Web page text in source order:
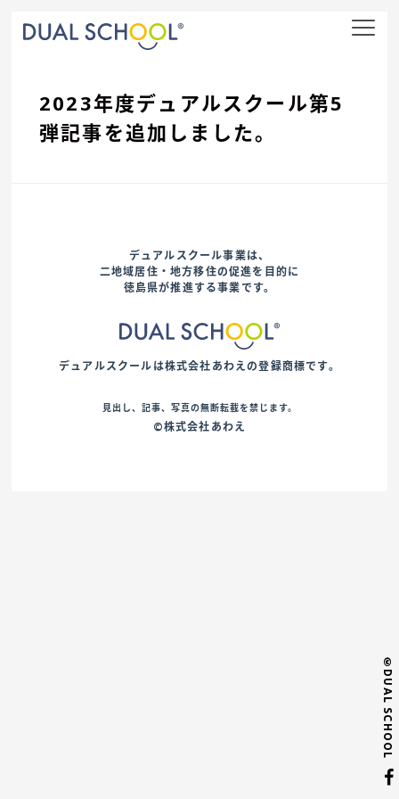
©DUAL SCHOOL
nav
2023年度デュアルスクール第5
弾記事を追加しました。
デュアルスクール事業は、
二地域居住・地方移住の促進を目的に
徳島県が推進する事業です。
デュアルスクールは株式会社あわえの登録商標です。
見出し、記事、写真の無断転載を禁じます。
©株式会社あわえ